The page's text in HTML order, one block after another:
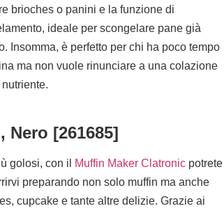
brioches o panini e la funzione di
ideale per scongelare pane già
Insomma, è perfetto per chi ha poco tempo
ma non vuole rinunciare a una colazione
Nero [261685]
golosi, con il Muffin Maker Clatronic potrete
preparando non solo muffin ma anche
cupcake e tante altre delizie. Grazie ai